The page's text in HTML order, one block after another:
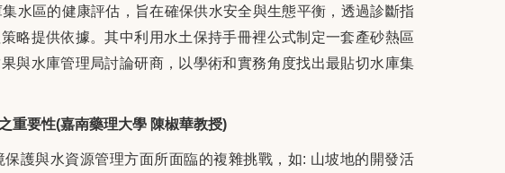
水區的健康評估，旨在確保供水安全與生態平衡，透過診斷指
略提供依據。其中利用水土保持手冊裡公式制定一套產砂熱區
與水庫管理局討論研商，以學術和實務角度找出最貼切水庫集
重要性(嘉南藥理大學 陳椒華教授)
保護與水資源管理方面所面臨的複雜挑戰，如: 山坡地的開發活